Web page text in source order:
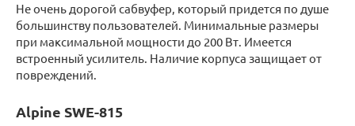
Не очень дорогой сабвуфер, который придется по душе
большинству пользователей. Минимальные размеры
при максимальной мощности до 200 Вт. Имеется
встроенный усилитель. Наличие корпуса защищает от
повреждений.
Alpine SWE-815